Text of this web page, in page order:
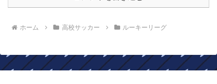
ホーム 高校サッカー ルーキーリーグ